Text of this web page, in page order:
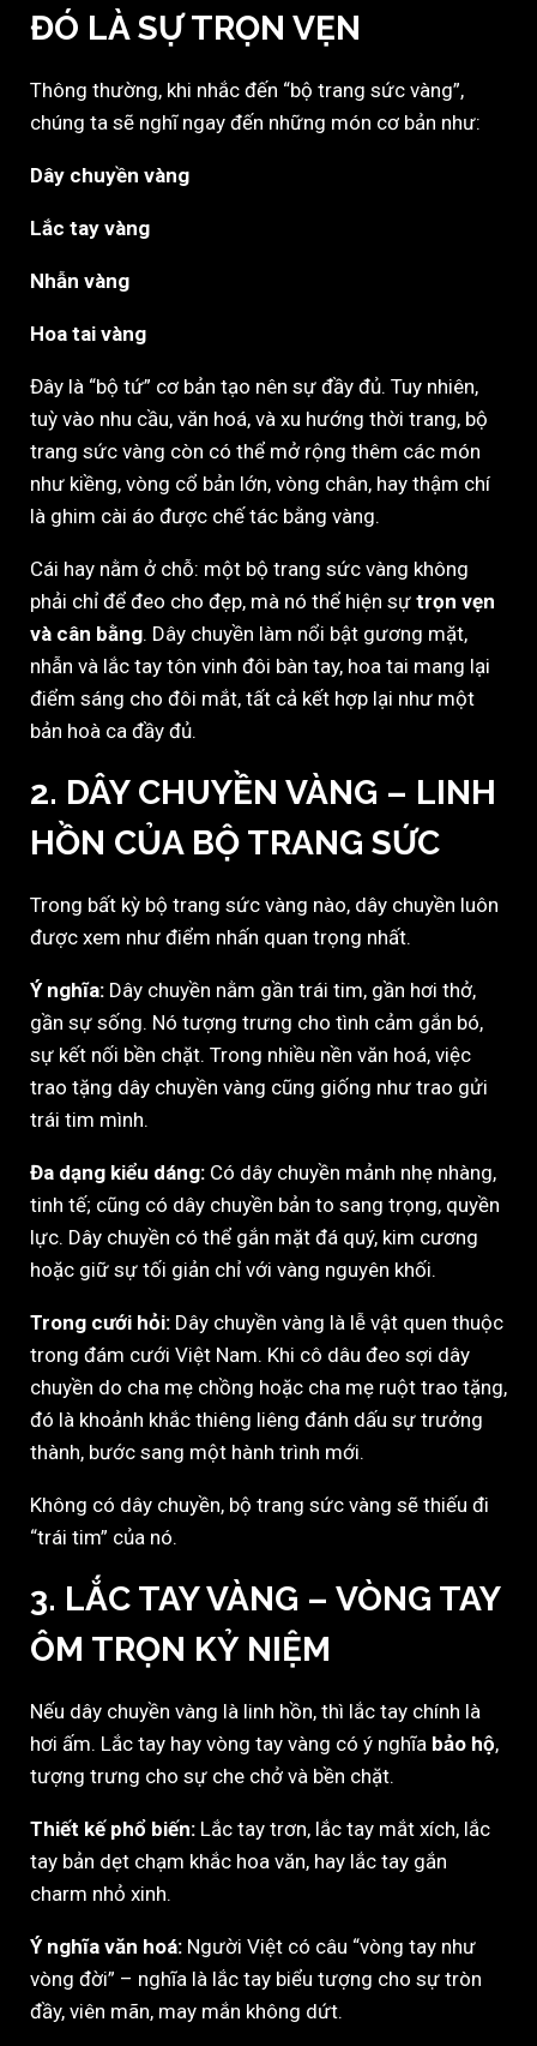
ĐÓ LÀ SỰ TRỌN VẸN
Thông thường, khi nhắc đến “bộ trang sức vàng”,
chúng ta sẽ nghĩ ngay đến những món cơ bản như:
Dây chuyền vàng
Lắc tay vàng
Nhẫn vàng
Hoa tai vàng
Đây là “bộ tứ” cơ bản tạo nên sự đầy đủ. Tuy nhiên,
tuỳ vào nhu cầu, văn hoá, và xu hướng thời trang, bộ
trang sức vàng còn có thể mở rộng thêm các món
như kiềng, vòng cổ bản lớn, vòng chân, hay thậm chí
là ghim cài áo được chế tác bằng vàng.
Cái hay nằm ở chỗ: một bộ trang sức vàng không
phải chỉ để đeo cho đẹp, mà nó thể hiện sự trọn vẹn
và cân bằng. Dây chuyền làm nổi bật gương mặt,
nhẫn và lắc tay tôn vinh đôi bàn tay, hoa tai mang lại
điểm sáng cho đôi mắt, tất cả kết hợp lại như một
bản hoà ca đầy đủ.
2. DÂY CHUYỀN VÀNG – LINH
HỒN CỦA BỘ TRANG SỨC
Trong bất kỳ bộ trang sức vàng nào, dây chuyền luôn
được xem như điểm nhấn quan trọng nhất.
Ý nghĩa: Dây chuyền nằm gần trái tim, gần hơi thở,
gần sự sống. Nó tượng trưng cho tình cảm gắn bó,
sự kết nối bền chặt. Trong nhiều nền văn hoá, việc
trao tặng dây chuyền vàng cũng giống như trao gửi
trái tim mình.
Đa dạng kiểu dáng: Có dây chuyền mảnh nhẹ nhàng,
tinh tế; cũng có dây chuyền bản to sang trọng, quyền
lực. Dây chuyền có thể gắn mặt đá quý, kim cương
hoặc giữ sự tối giản chỉ với vàng nguyên khối.
Trong cưới hỏi: Dây chuyền vàng là lễ vật quen thuộc
trong đám cưới Việt Nam. Khi cô dâu đeo sợi dây
chuyền do cha mẹ chồng hoặc cha mẹ ruột trao tặng,
đó là khoảnh khắc thiêng liêng đánh dấu sự trưởng
thành, bước sang một hành trình mới.
Không có dây chuyền, bộ trang sức vàng sẽ thiếu đi
“trái tim” của nó.
3. LẮC TAY VÀNG – VÒNG TAY
ÔM TRỌN KỶ NIỆM
Nếu dây chuyền vàng là linh hồn, thì lắc tay chính là
hơi ấm. Lắc tay hay vòng tay vàng có ý nghĩa bảo hộ,
tượng trưng cho sự che chở và bền chặt.
Thiết kế phổ biến: Lắc tay trơn, lắc tay mắt xích, lắc
tay bản dẹt chạm khắc hoa văn, hay lắc tay gắn
charm nhỏ xinh.
Ý nghĩa văn hoá: Người Việt có câu “vòng tay như
vòng đời” – nghĩa là lắc tay biểu tượng cho sự tròn
đầy, viên mãn, may mắn không dứt.